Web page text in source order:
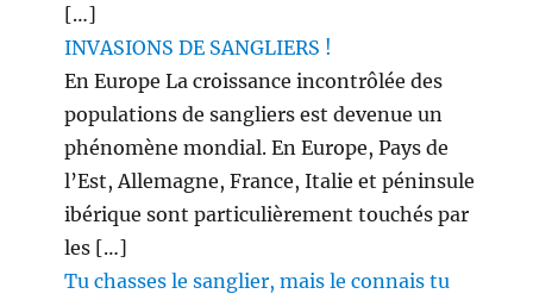
[…]
INVASIONS DE SANGLIERS !
En Europe La croissance incontrôlée des
populations de sangliers est devenue un
phénomène mondial. En Europe, Pays de
l’Est, Allemagne, France, Italie et péninsule
ibérique sont particulièrement touchés par
les […]
Tu chasses le sanglier, mais le connais tu